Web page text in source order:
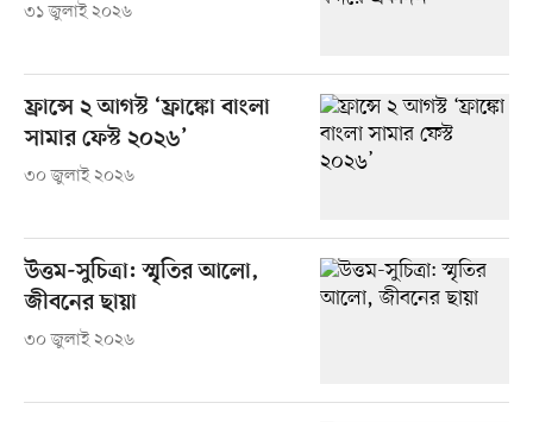
৩১ জুলাই ২০২৬
ফ্রান্সে ২ আগস্ট ‘ফ্রাঙ্কো বাংলা
সামার ফেস্ট ২০২৬’
৩০ জুলাই ২০২৬
উত্তম-সুচিত্রা: স্মৃতির আলো,
জীবনের ছায়া
৩০ জুলাই ২০২৬